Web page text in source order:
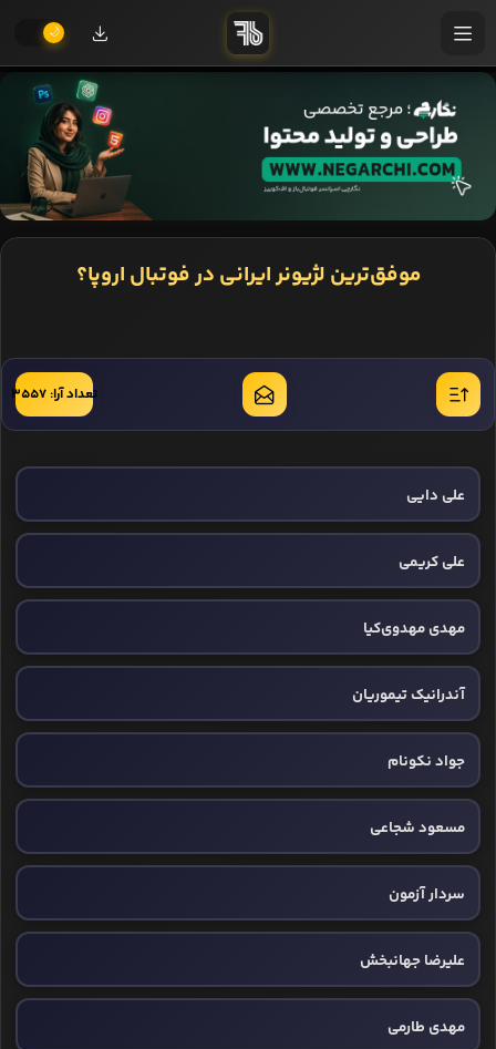
موفق‌ترین لژیونر ایرانی در فوتبال اروپا؟
تعداد آرا: 3557
علی دایی
علی کریمی
مهدی مهدوی‌کیا
آندرانیک تیموریان
جواد نکونام
مسعود شجاعی
سردار آزمون
علیرضا جهانبخش
مهدی طارمی